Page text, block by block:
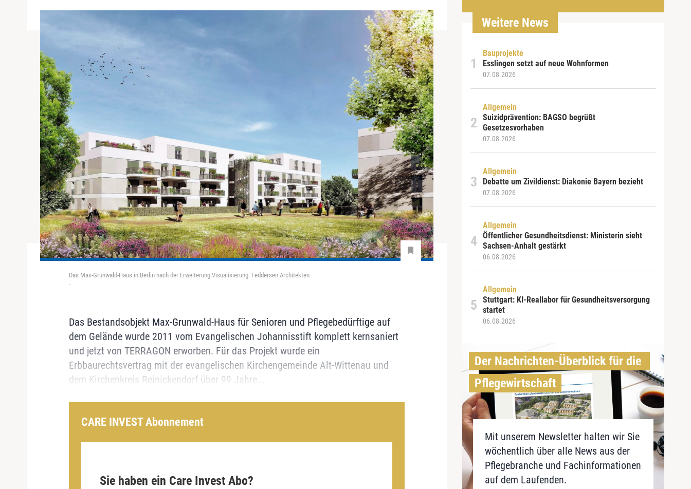
Das Max-Grunwald-Haus in Berlin nach der Erweiterung.Visualisierung: Feddersen Architekten
-
Das Bestandsobjekt Max-Grunwald-Haus für Senioren und Pflegebedürftige auf
dem Gelände wurde 2011 vom Evangelischen Johannisstift komplett kernsaniert
und jetzt von TERRAGON erworben. Für das Projekt wurde ein
Erbbaurechtsvertrag mit der evangelischen Kirchengemeinde Alt-Wittenau und
dem Kirchenkreis Reinickendorf über 99 Jahre...
CARE INVEST Abonnement
Sie haben ein Care Invest Abo?
Weitere News
Bauprojekte
Esslingen setzt auf neue Wohnformen
07.08.2026
Allgemein
Suizidprävention: BAGSO begrüßt
Gesetzesvorhaben
07.08.2026
Allgemein
Debatte um Zivildienst: Diakonie Bayern bezieht
07.08.2026
Allgemein
Öffentlicher Gesundheitsdienst: Ministerin sieht
Sachsen-Anhalt gestärkt
06.08.2026
Allgemein
Stuttgart: KI-Reallabor für Gesundheitsversorgung
startet
06.08.2026
Der Nachrichten-Überblick für die
Pflegewirtschaft
Mit unserem Newsletter halten wir Sie
wöchentlich über alle News aus der
Pflegebranche und Fachinformationen
auf dem Laufenden.